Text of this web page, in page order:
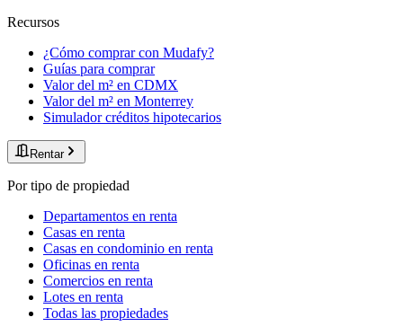
Recursos
¿Cómo comprar con Mudafy?
Guías para comprar
Valor del m² en CDMX
Valor del m² en Monterrey
Simulador créditos hipotecarios
Rentar
Por tipo de propiedad
Departamentos en renta
Casas en renta
Casas en condominio en renta
Oficinas en renta
Comercios en renta
Lotes en renta
Todas las propiedades